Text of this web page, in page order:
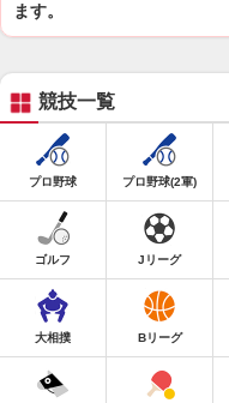
ます。
競技一覧
プロ野球 プロ野球(2軍)
ゴルフ Jリーグ
大相撲 Bリーグ